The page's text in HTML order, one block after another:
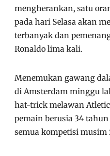
mengherankan, satu
pada hari Selasa akan
terbanyak dan
Ronaldo lima kali.
Menemukan gawang
di Amsterdam minggu
hat-trick melawan
pemain berusia 34
semua kompetisi musim